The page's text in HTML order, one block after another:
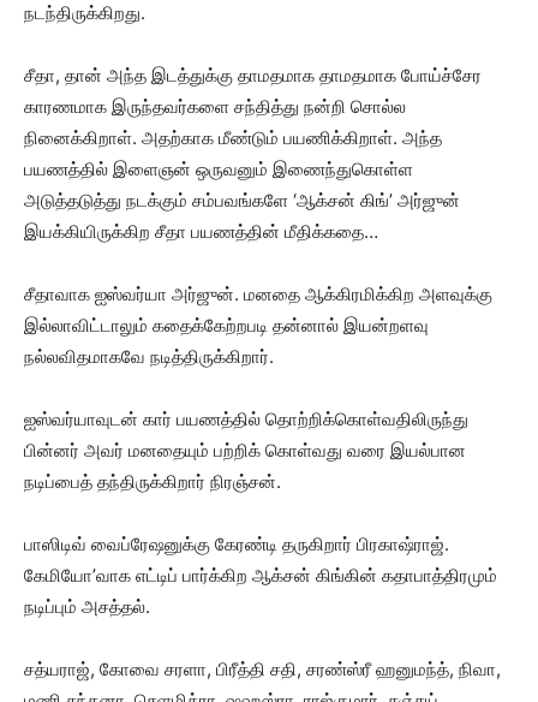
நடந்திருக்கிறது.
சீதா, தான் அந்த இடத்துக்கு தாமதமாக தாமதமாக போய்ச்சேர
காரணமாக இருந்தவர்களை சந்தித்து நன்றி சொல்ல
நினைக்கிறாள். அதற்காக மீண்டும் பயணிக்கிறாள். அந்த
பயணத்தில் இளைஞன் ஒருவனும் இணைந்துகொள்ள
அடுத்தடுத்து நடக்கும் சம்பவங்களே ‘ஆக்சன் கிங்’ அர்ஜுன்
இயக்கியிருக்கிற சீதா பயணத்தின் மீதிக்கதை…
சீதாவாக ஐஸ்வர்யா அர்ஜுன். மனதை ஆக்கிரமிக்கிற அளவுக்கு
இல்லாவிட்டாலும் கதைக்கேற்றபடி தன்னால் இயன்றளவு
நல்லவிதமாகவே நடித்திருக்கிறார்.
ஐஸ்வர்யாவுடன் கார் பயணத்தில் தொற்றிக்கொள்வதிலிருந்து
பின்னர் அவர் மனதையும் பற்றிக் கொள்வது வரை இயல்பான
நடிப்பைத் தந்திருக்கிறார் நிரஞ்சன்.
பாஸிடிவ் வைப்ரேஷனுக்கு கேரண்டி தருகிறார் பிரகாஷ்ராஜ்.
கேமியோ’வாக எட்டிப் பார்க்கிற ஆக்சன் கிங்கின் கதாபாத்திரமும்
நடிப்பும் அசத்தல்.
சத்யராஜ், கோவை சரளா, பிரீத்தி சதி, சரண்ஸ்ரீ ஹனுமந்த், நிவா,